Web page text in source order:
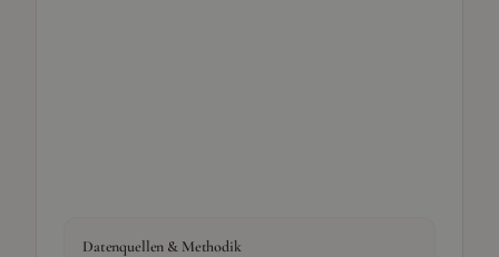
Datenquellen & Methodik